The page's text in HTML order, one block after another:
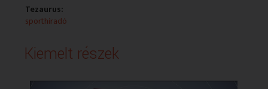
Tezaurus:
sporthíradó
Kiemelt részek